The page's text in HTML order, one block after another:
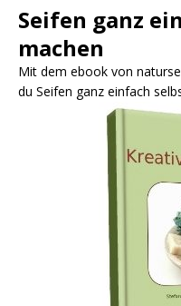
Seifen ganz
machen
Mit dem ebook von
du Seifen ganz einfach